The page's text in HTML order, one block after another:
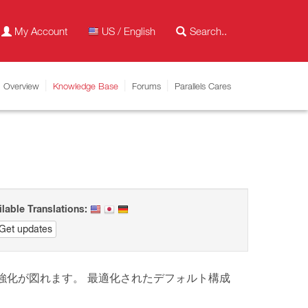
My Account US / English
Overview Knowledge Base Forums Parallels Cares
Translations:
updates
が図れます。 最適化されたデフォルト構成